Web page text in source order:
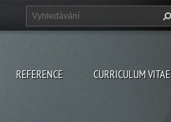
REFERENCE CURRICULUM VITAE